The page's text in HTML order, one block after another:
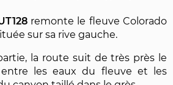
remonte le fleuve Colorado
sur sa rive gauche.
la route suit de très près le
entre les eaux du fleuve et les